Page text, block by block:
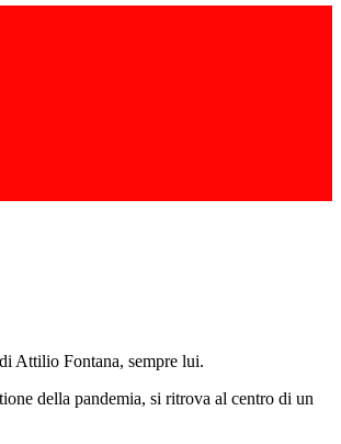
Attilio Fontana, sempre lui.
della pandemia, si ritrova al centro di un